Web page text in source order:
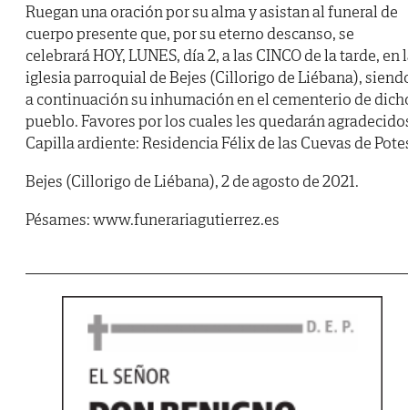
Ruegan una oración por su alma y asistan al funeral de
cuerpo presente que, por su eterno descanso, se
celebrará HOY, LUNES, día 2, a las CINCO de la tarde, en
iglesia parroquial de Bejes (Cillorigo de Liébana),
a continuación su inhumación en el cementerio de
pueblo. Favores por los cuales les quedarán
Capilla ardiente: Residencia Félix de las Cuevas de
Bejes (Cillorigo de Liébana), 2 de agosto de 2021.
Pésames: www.funerariagutierrez.es